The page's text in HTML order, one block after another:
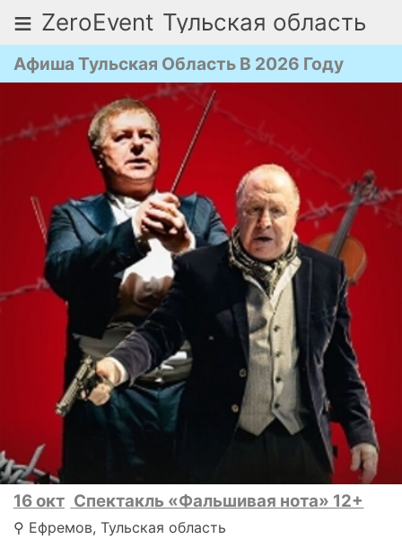
≡ ZeroEvent Тульская область
Афиша Тульская Область В 2026 Году
16 окт Спектакль «Фальшивая нота» 12+
⚲ Ефремов, Тульская область